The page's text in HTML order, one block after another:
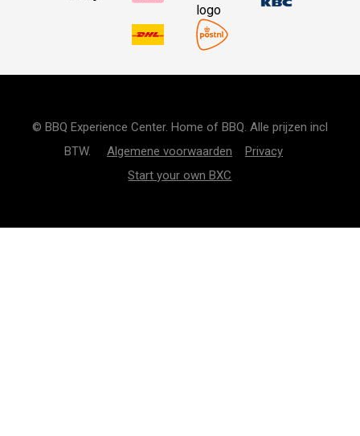
© BBQ Experience Center. Home of BBQ. Alle prijzen incl
BTW. Algemene voorwaarden
Privacy
Start your own BXC